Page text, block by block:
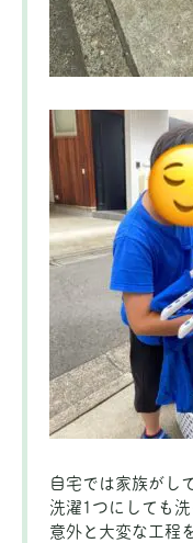
自宅では家族がし
洗濯1つにしても洗
意外と大変な工程